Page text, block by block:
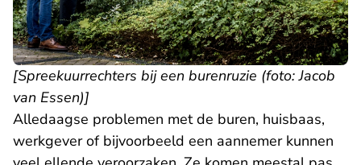
[Spreekuurrechters bij een burenruzie (foto: Jacob
van Essen)]
Alledaagse problemen met de buren, huisbaas,
werkgever of bijvoorbeeld een aannemer kunnen